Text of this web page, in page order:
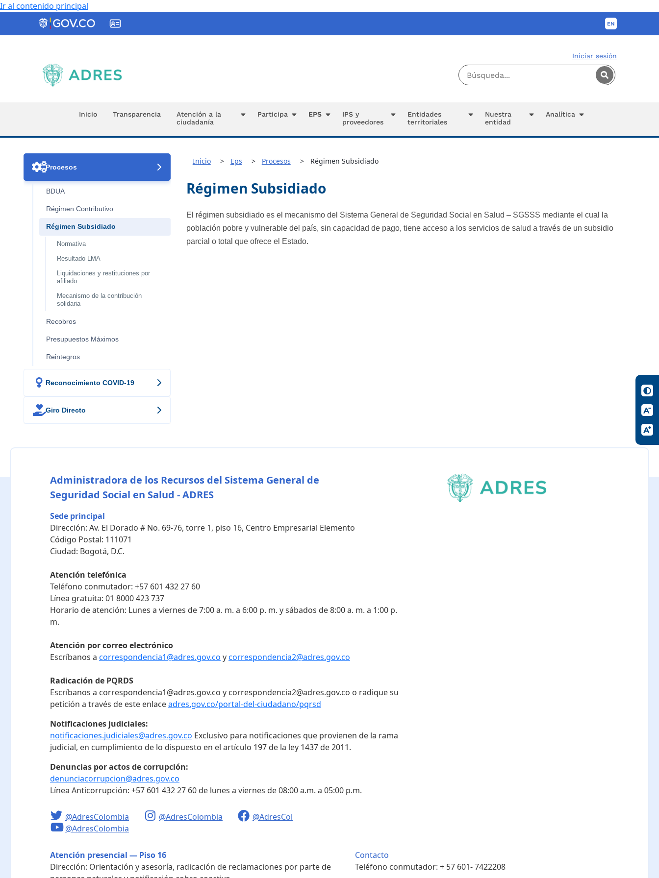
Ir al contenido principal
Iniciar sesión
ADRES
Inicio Transparencia
Atención a la
ciudadanía
Participa EPS
IPS y
proveedores
Entidades
territoriales
Nuestra
entidad
Analítica
Procesos
BDUA
Régimen Contributivo
Régimen Subsidiado
Normativa
Resultado LMA
Liquidaciones y restituciones por
afiliado
Mecanismo de la contribución
solidaria
Recobros
Presupuestos Máximos
Reintegros
 Reconocimiento COVID-19
Giro Directo
Inicio Eps Procesos Régimen Subsidiado
Régimen Subsidiado
El régimen subsidiado es el mecanismo del Sistema General de Seguridad Social en Salud – SGSSS mediante el cual la
población pobre y vulnerable del país, sin capacidad de pago, tiene acceso a los servicios de salud a través de un subsidio
parcial o total que ofrece el Estado.
Administradora de los Recursos del Sistema General de
Seguridad Social en Salud - ADRES
Sede principal
Dirección: Av. El Dorado # No. 69-76, torre 1, piso 16, Centro Empresarial Elemento
Código Postal: 111071
Ciudad: Bogotá, D.C.
Atención telefónica
Teléfono conmutador: +57 601 432 27 60
Línea gratuita: 01 8000 423 737
Horario de atención: Lunes a viernes de 7:00 a. m. a 6:00 p. m. y sábados de 8:00 a. m. a 1:00 p.
m.
Atención por correo electrónico
Escríbanos a correspondencia1@adres.gov.co ycorrespondencia2@adres.gov.co
Radicación de PQRDS
Escríbanos a correspondencia1@adres.gov.co y correspondencia2@adres.gov.co o radique su
petición a través de este enlaceadres.gov.co/portal-del-ciudadano/pqrsd
Notificaciones judiciales:
notificaciones.judiciales@adres.gov.co Exclusivo para notificaciones que provienen de la rama
judicial, en cumplimiento de lo dispuesto en el artículo 197 de la ley 1437 de 2011.
Denuncias por actos de corrupción:
denunciacorrupcion@adres.gov.co
Línea Anticorrupción: +57 601 432 27 60 de lunes a viernes de 08:00 a.m. a 05:00 p.m.
@AdresColombia @AdresColombia
@AdresCol
@AdresColombia
Atención presencial — Piso 16
Dirección: Orientación y asesoría, radicación de reclamaciones por parte de
Contacto
Teléfono conmutador: + 57 601- 7422208